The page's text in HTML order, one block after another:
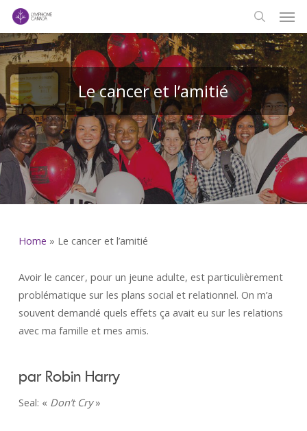
Skip
main
content
search
Le cancer et l’amitié
Home » Le cancer et l’amitié
Avoir le cancer, pour un jeune adulte, est particulièrement
problématique sur les plans social et relationnel. On m’a
souvent demandé quels effets ça avait eu sur les relations
avec ma famille et mes amis.
par Robin Harry
Seal: « Don’t Cry»